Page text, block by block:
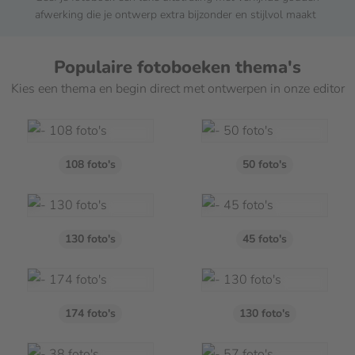
Omslag
Standaard
€ 0,00
Mat
Wit Kunstleer (onbedrukt)
Linnen (bedrukt)
Ongeacht het leveringstype zorgen wij er altijd voor dat
jouw persoonlijke producten met de grootste zorg worden
verzonden en vervolgens snel bij je thuis geleverd
Populaire fotoboeken thema's
Kies een thema en begin direct met ontwerpen in onze editor
108 foto's 50 foto's
130 foto's 45 foto's
174 foto's 130 foto's